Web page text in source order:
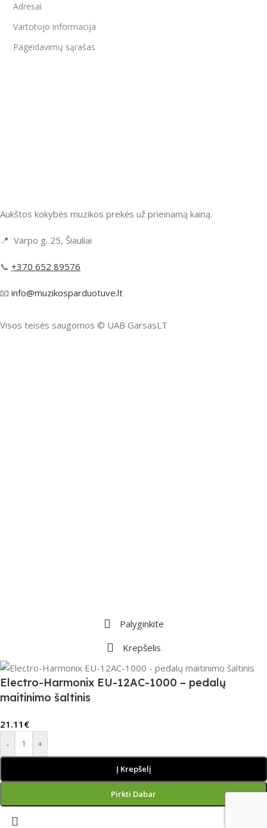
Adresai
Vartotojo informacija
Pageidavimų sąrašas
Aukštos kokybės muzikos prekės už prieinamą kainą.
📍 Varpo g. 25, Šiauliai
📞 +370 652 89576
📧 info@muzikosparduotuve.lt
Visos teisės saugomos ©️ UAB GarsasLT
Palyginkite
Krepšelis
Electro-Harmonix EU-12AC-1000 – pedalų
maitinimo šaltinis
21.11 €
-
+
Į Krepšelį
Pirkti Dabar